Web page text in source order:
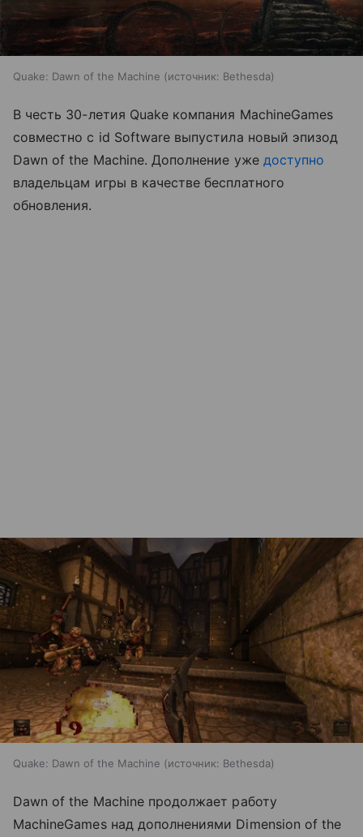
Quake: Dawn of the Machine источник: Bethesda
В честь 30-летия Quake компания MachineGames
совместно с id Software выпустила новый эпизод
Dawn of the Machine. Дополнение уже доступно
владельцам игры в качестве бесплатного
обновления.
Quake: Dawn of the Machine источник: Bethesda
Dawn of the Machine продолжает работу
MachineGames над дополнениями Dimension of the